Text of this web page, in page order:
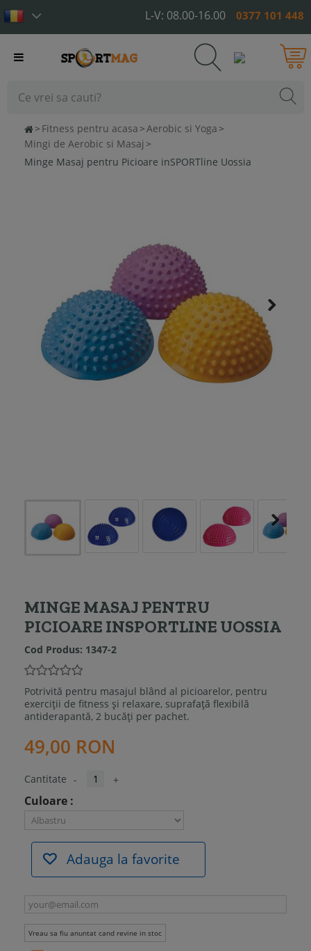
L-V: 08.00-16.00 0377 101 448
Toggle
> Fitness pentru acasa >Aerobic si Yoga >
Mingi de Aerobic si Masaj >
Minge Masaj pentru Picioare inSPORTline Uossia
MINGE MASAJ PENTRU
PICIOARE INSPORTLINE UOSSIA
Cod Produs: 1347-2
Potrivită pentru masajul blând al picioarelor, pentru
exerciții de fitness și relaxare, suprafață flexibilă
antiderapantă, 2 bucăți per pachet.
49,00 RON
Cantitate - +
Culoare :
Adauga la favorite
Vreau sa fiu anuntat cand revine in stoc